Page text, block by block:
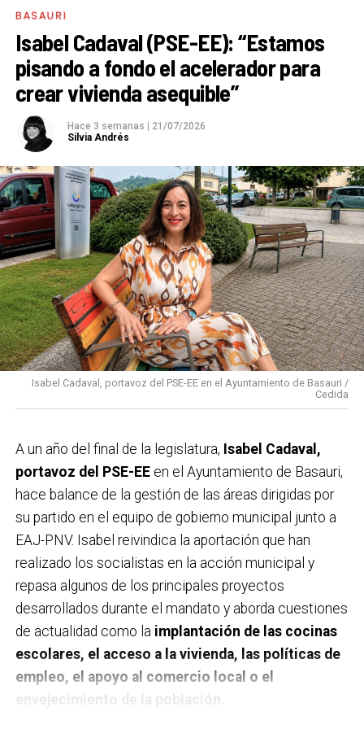
BASAURI
Isabel Cadaval (PSE-EE): “Estamos
pisando a fondo el acelerador para
crear vivienda asequible”
Hace 3 semanas
21/07/2026
Silvia Andrés
Isabel Cadaval, portavoz del PSE-EE en el Ayuntamiento de Basauri /
Cedida
A un año del final de la legislatura, Isabel Cadaval,
portavoz del PSE-EEen el Ayuntamiento de Basauri,
hace balance de la gestión de las áreas dirigidas por
su partido en el equipo de gobierno municipal junto a
EAJ-PNV. Isabel reivindica la aportación que han
realizado los socialistas en la acción municipal y
repasa algunos de los principales proyectos
desarrollados durante el mandato y aborda cuestiones
de actualidad como la implantación de las cocinas
escolares, el acceso a la vivienda, las políticas de
empleo, el apoyo al comercio local o el
envejecimiento de la población.